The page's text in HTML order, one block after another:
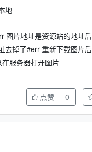
地
图片地址是资源站的地址
去掉了#err 重新下载图片
服务器打开图片
点赞 0